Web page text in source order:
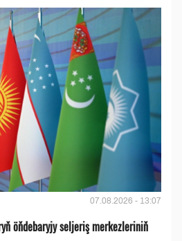
07.08.2026 - 13:07
öňdebaryjy seljeriş merkezleriniň